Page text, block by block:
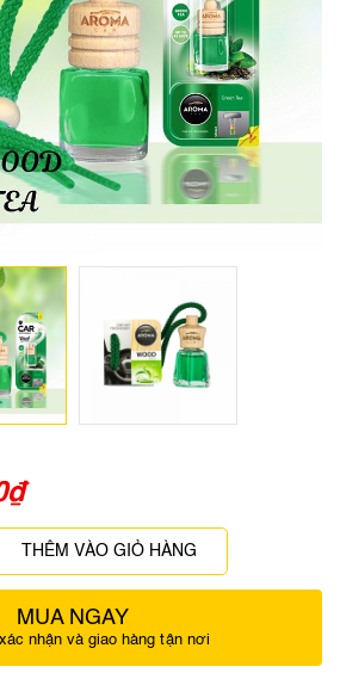
₫
THÊM VÀO GIỎ HÀNG
MUA NGAY
nhận và giao hàng tận nơi